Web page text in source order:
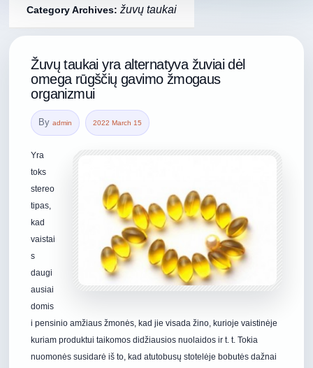
Category Archives:žuvų taukai
Žuvų taukai yra alternatyva žuviai dėl
omega rūgščių gavimo žmogaus
organizmui
Byadmin 2022 March 15
Yra
toks
stereo
tipas,
kad
vaistai
s
daugi
ausiai
domis
i pensinio amžiaus žmonės, kad jie visada žino, kurioje vaistinėje
kuriam produktui taikomos didžiausios nuolaidos ir t. t. Tokia
nuomonės susidarė iš to, kad atutobusų stotelėje bobutės dažnai